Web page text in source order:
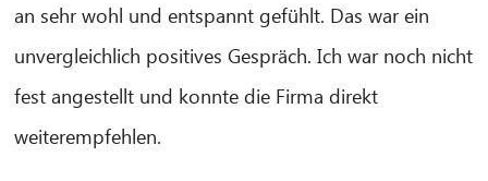
an sehr wohl und entspannt gefühlt. Das war ein
unvergleichlich positives Gespräch. Ich war noch nicht
fest angestellt und konnte die Firma direkt
weiterempfehlen.